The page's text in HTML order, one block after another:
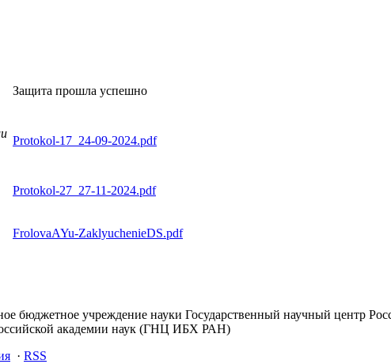
Защита прошла успешно
Protokol-17_24-09-2024.pdf
Protokol-27_27-11-2024.pdf
FrolovaAYu-ZaklyuchenieDS.pdf
бюджетное учреждение науки Государственный научный центр
академии наук (ГНЦ ИБХ РАН)
· RSS